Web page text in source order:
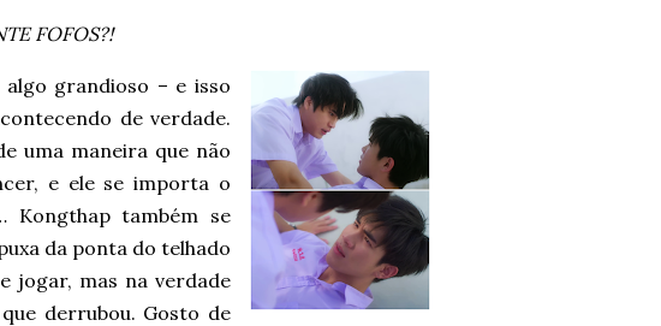
FOFOS?!
grandioso – e isso
de verdade.
uma maneira que não
e ele se importa o
Kongthap também se
da ponta do telhado
jogar, mas na verdade
derrubou. Gosto de